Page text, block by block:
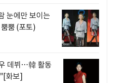
눈에만 보이는
뿜 (포토)
데뷔…韓 활동
화보]